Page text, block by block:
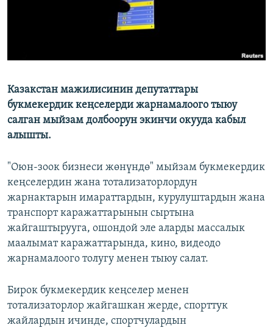
Казакстан мажилисинин депутаттары
букмекердик кеңселерди жарнамалоого тыюу
салган мыйзам долбоорун экинчи окууда кабыл
алышты.
"Оюн-зоок бизнеси жөнүндө" мыйзам букмекердик
кеңселердин жана тотализаторлордун
жарнактарын имараттардын, курулуштардын жана
транспорт каражаттарынын сыртына
жайгаштырууга, ошондой эле аларды массалык
маалымат каражаттарында, кино, видеодо
жарнамалоого толугу менен тыюу салат.
Бирок букмекердик кеңселер менен
тотализаторлор жайгашкан жерде, спорттук
жайлардын ичинде, спортчулардын